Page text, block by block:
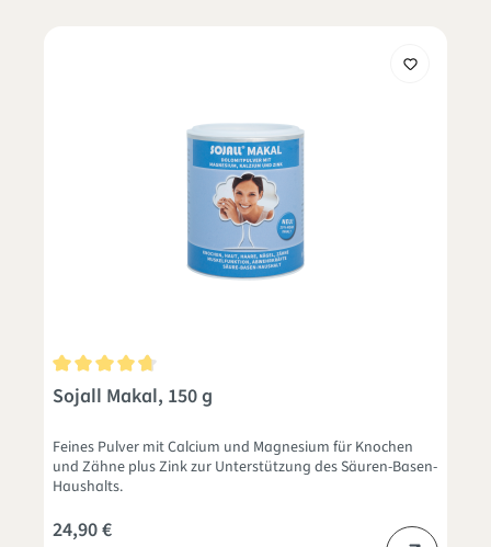
Durchschnittliche Bewertung von 4.8 von 5 Sternen
Sojall Makal, 150 g
Feines Pulver mit Calcium und Magnesium für Knochen
und Zähne plus Zink zur Unterstützung des Säuren-Basen-
Haushalts.
24,90 €